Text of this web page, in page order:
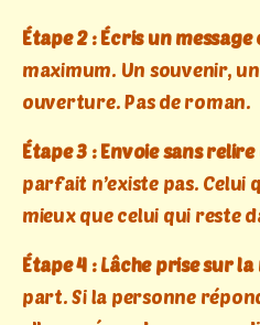
Étape 2 : Écris un
maximum. Un souvenir,
ouverture. Pas de roman.
Étape 3 : Envoie sans
parfait n’existe pas. Celui
mieux que celui qui reste
Étape 4 : Lâche prise sur
part. Si la personne